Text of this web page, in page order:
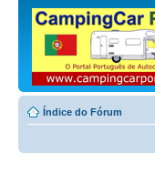
Índice do Fórum